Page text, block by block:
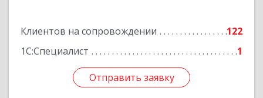
Клиентов на сопровождении
122
1С:Специалист
1
Отправить заявку
Отправить заявку